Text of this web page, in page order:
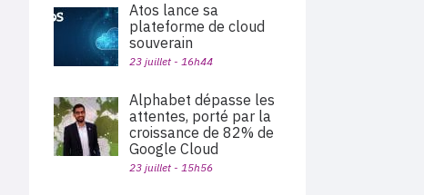
Atos lance sa
plateforme de cloud
souverain
23 juillet - 16h44
Alphabet dépasse les
attentes, porté par la
croissance de 82% de
Google Cloud
23 juillet - 15h56